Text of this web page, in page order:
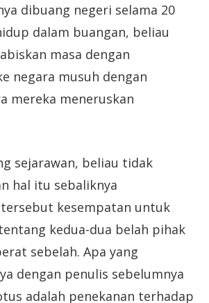
dibuang negeri selama 20
dalam buangan, beliau
masa dengan
negara musuh dengan
mereka meneruskan
sejarawan, beliau tidak
hal itu sebaliknya
kesempatan untuk
kedua-dua belah pihak
sebelah. Apa yang
dengan penulis sebelumnya
adalah penekanan terhadap